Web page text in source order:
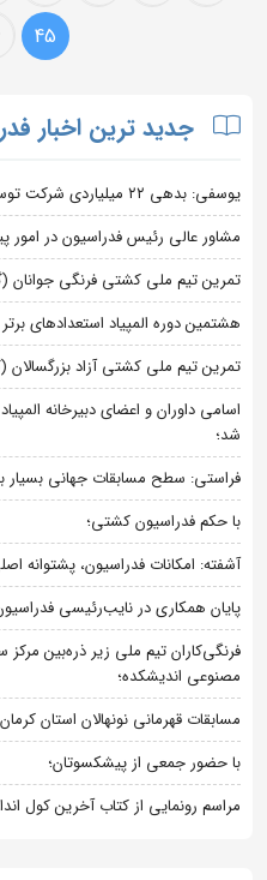
45
جدید ترین اخبار
یوسفی: بدهی ۲۲ میلیاردی شرکت توسعه را گردن فدراسیون کشتی انداختند
مشاور عالی رئیس فدراسیون در امور
تمرین تیم ملی کشتی فرنگی جوانان
هشتمین دوره المپیاد استعدادهای
تمرین تیم ملی کشتی آزاد
اسامی داوران و اعضای دبیرخانه
شد؛
فراستی: سطح مسابقات جهانی بسیار
با حکم فدراسیون کشتی؛
آشفته: امکانات فدراسیون، پشتوانه
پایان همکاری در نایب‌رئیسی
فرنگی‌کاران تیم ملی زیر ذره‌بین
مصنوعی اندیشکده؛
مسابقات قهرمانی نونهالان استان
با حضور جمعی از پیشکسوتان؛
مراسم رونمایی از کتاب آخرین کول